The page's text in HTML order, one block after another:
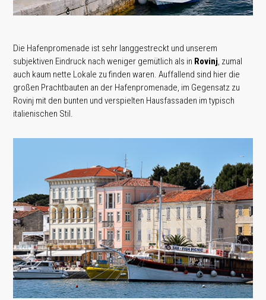
Die Hafenpromenade ist sehr langgestreckt und unserem
subjektiven Eindruck nach weniger gemütlich als in Rovinj, zumal
auch kaum nette Lokale zu finden waren. Auffallend sind hier die
großen Prachtbauten an der Hafenpromenade, im Gegensatz zu
Rovinj mit den bunten und verspielten Hausfassaden im typisch
italienischen Stil.